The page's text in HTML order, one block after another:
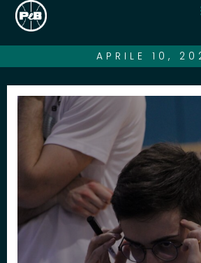
APRILE 10,